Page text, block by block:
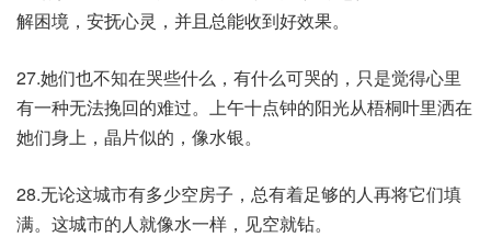
解困境，安抚心灵，并且总能收到好效果。
27.她们也不知在哭些什么，有什么可哭的，只是觉得心里
有一种无法挽回的难过。上午十点钟的阳光从梧桐叶里洒在
她们身上，晶片似的，像水银。
28.无论这城市有多少空房子，总有着足够的人再将它们填
满。这城市的人就像水一样，见空就钻。